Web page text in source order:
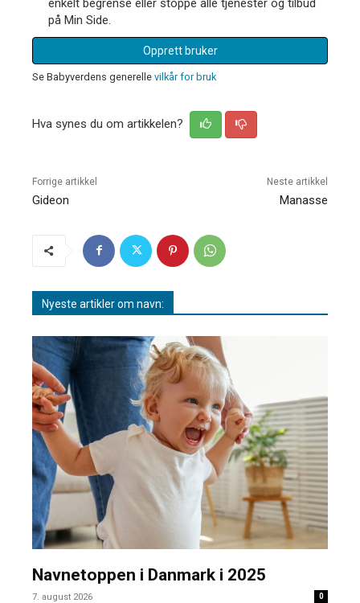
på Min Side.
Opprett bruker
Se Babyverdens generelle vilkår for bruk
Hva synes du om artikkelen?
Forrige artikkel
Gideon
Neste artikkel
Manasse
Nyeste artikler om navn:
Navnetoppen i Danmark i 2025
7. august 2026 0